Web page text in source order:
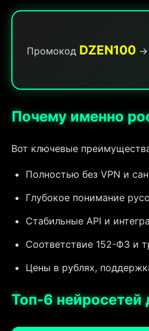
Промокод DZEN100 →
Почему именно
Вот ключевые
Полностью без VPN и
Глубокое понимание
Стабильные API и
Соответствие 152-ФЗ и
Цены в рублях,
Топ-6